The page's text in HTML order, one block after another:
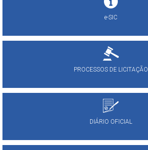
e-SIC
PROCESSOS DE LICITAÇÃO
DIÁRIO OFICIAL